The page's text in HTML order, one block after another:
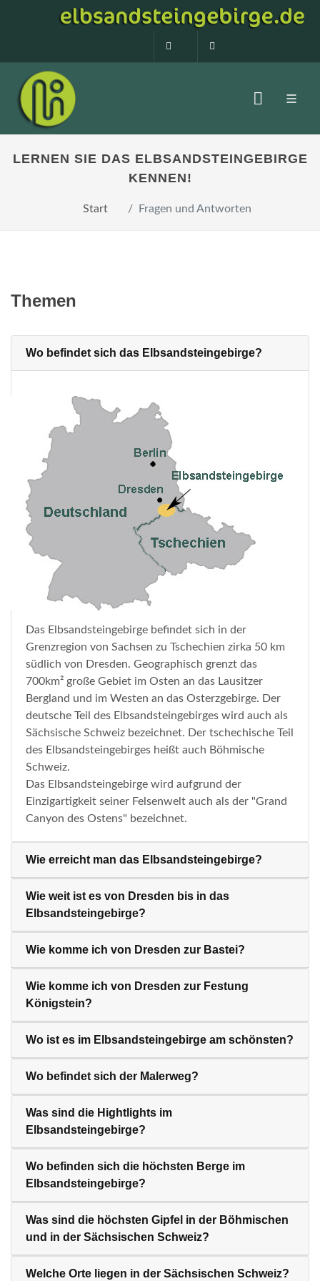
0160 99873408
LERNEN SIE DAS ELBSANDSTEINGEBIRGE
KENNEN!
Start Fragen und Antworten
Themen
Wo befindet sich das Elbsandsteingebirge?
Das Elbsandsteingebirge befindet sich in der
Grenzregion von Sachsen zu Tschechien zirka 50 km
südlich von Dresden. Geographisch grenzt das
700km² große Gebiet im Osten an das Lausitzer
Bergland und im Westen an das Osterzgebirge. Der
deutsche Teil des Elbsandsteingebirges wird auch als
Sächsische Schweiz bezeichnet. Der tschechische Teil
des Elbsandsteingebirges heißt auch Böhmische
Schweiz.
Das Elbsandsteingebirge wird aufgrund der
Einzigartigkeit seiner Felsenwelt auch als der "Grand
Canyon des Ostens" bezeichnet.
Wie erreicht man das Elbsandsteingebirge?
Wie weit ist es von Dresden bis in das
Elbsandsteingebirge?
Wie komme ich von Dresden zur Bastei?
Wie komme ich von Dresden zur Festung
Königstein?
Wo ist es im Elbsandsteingebirge am schönsten?
Wo befindet sich der Malerweg?
Was sind die Hightlights im
Elbsandsteingebirge?
Wo befinden sich die höchsten Berge im
Elbsandsteingebirge?
Was sind die höchsten Gipfel in der Böhmischen
und in der Sächsischen Schweiz?
Welche Orte liegen in der Sächsischen Schweiz?